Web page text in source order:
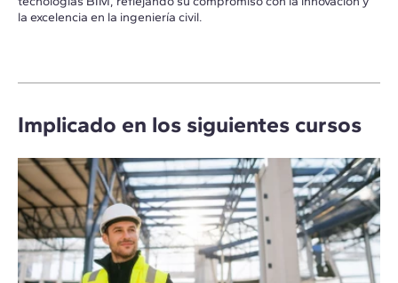
la excelencia en la ingeniería civil.
Implicado en los siguientes cursos